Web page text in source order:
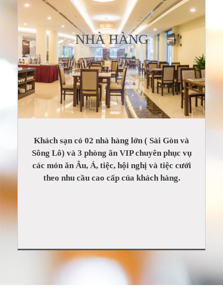
NHÀ HÀNG
Khách sạn có 02 nhà hàng lớn ( Sài Gòn và
Sông Lô) và 3 phòng ăn VIP chuyên phục vụ
các món ăn Âu, Á, tiệc, hội nghị và tiệc cưới
theo nhu cầu cao cấp của khách hàng.